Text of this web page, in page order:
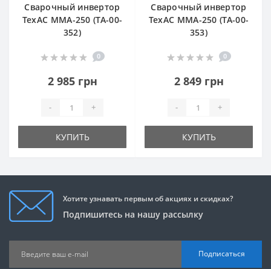
Сварочный инвертор
ТехАС MMА-250 (TA-00-
352)
0
2 985 грн
- +
КУПИТЬ
Сварочный инвертор
ТехАС MMА-250 (TA-00-
353)
0
2 849 грн
- +
КУПИТЬ
Хотите узнавать первым об акциях и скидках?
Подпишитесь на нашу рассылку
Подписаться